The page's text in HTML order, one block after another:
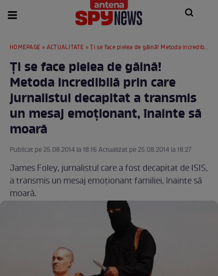
HOMEPAGE » ACTUALITATE » Ţi se face pielea de găină! Metoda incredibilă prin care jurnalistul decapitat a transmis un mesaj emoţionant, înainte să moară
Ţi se face pielea de găină!
Metoda incredibilă prin care
jurnalistul decapitat a transmis
un mesaj emoţionant, înainte să
moară
Publicat pe 25.08.2014 la 18:16 Actualizat pe 25.08.2014 la 18:27
James Foley, jurnalistul care a fost decapitat de ISIS,
a transmis un mesaj emoţionant familiei, înainte să
moară.